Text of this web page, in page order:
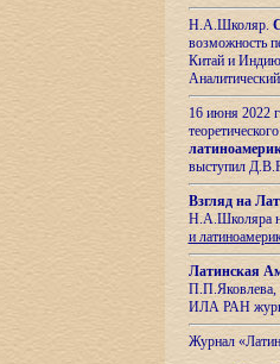
Н.А.Школяр.
возможность
Китай и
16 июня 2022
выступил
Взгляд на
Н.А.Школяра
и
Латинская
П.П.Яковлева,
ИЛА РАН
Журнал